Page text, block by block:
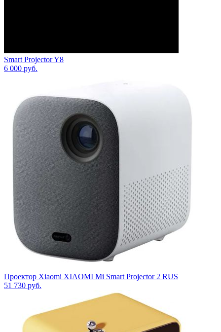
Smart Projector Y8
6 000 руб.
Проектор Xiaomi XIAOMI Mi Smart Projector 2 RUS
51 730 руб.